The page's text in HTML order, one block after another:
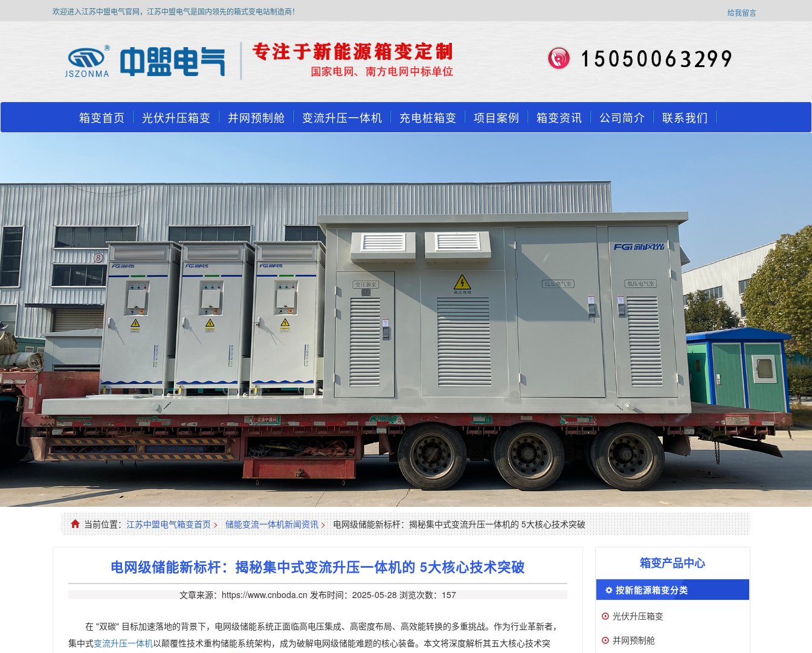
欢迎进入江苏中盟电气官网，江苏中盟电气是国内领先的箱式变电站制造商！ 给我留言
箱变首页 光伏升压箱变 并网预制舱 变流升压一体机 充电桩箱变 项目案例 箱变资讯 公司简介 联系我们
当前位置：江苏中盟电气箱变首页 > 储能变流一体机新闻资讯 > 电网级储能新标杆：揭秘集中式变流升压一体机的 5大核心技术突破
电网级储能新标杆：揭秘集中式变流升压一体机的 5大核心技术突破
文章来源：https://www.cnboda.cn 发布时间：2025-05-28 浏览次数：157
在 "双碳" 目标加速落地的背景下，电网级储能系统正面临高电压集成、高密度布局、高效能转换的多重挑战。作为行业革新者，
集中式变流升压一体机以颠覆性技术重构储能系统架构，成为破解电网级储能难题的核心装备。本文将深度解析其五大核心技术突
箱变产品中心
按新能源箱变分类
光伏升压箱变
并网预制舱